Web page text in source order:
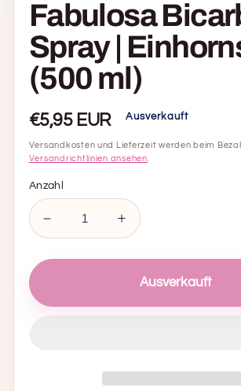
Fabulosa
Spray |
(500 ml)
Normaler
Preis
€5,95 EUR Ausverkauft
Versandkosten und Lieferzeit werden beim
Versandrichtlinien ansehen.
Anzahl
Anzahl
für
Fabulosa
|
verringern
Anzahl
für
Fabulosa
Bicarb
|
Ausverkauft